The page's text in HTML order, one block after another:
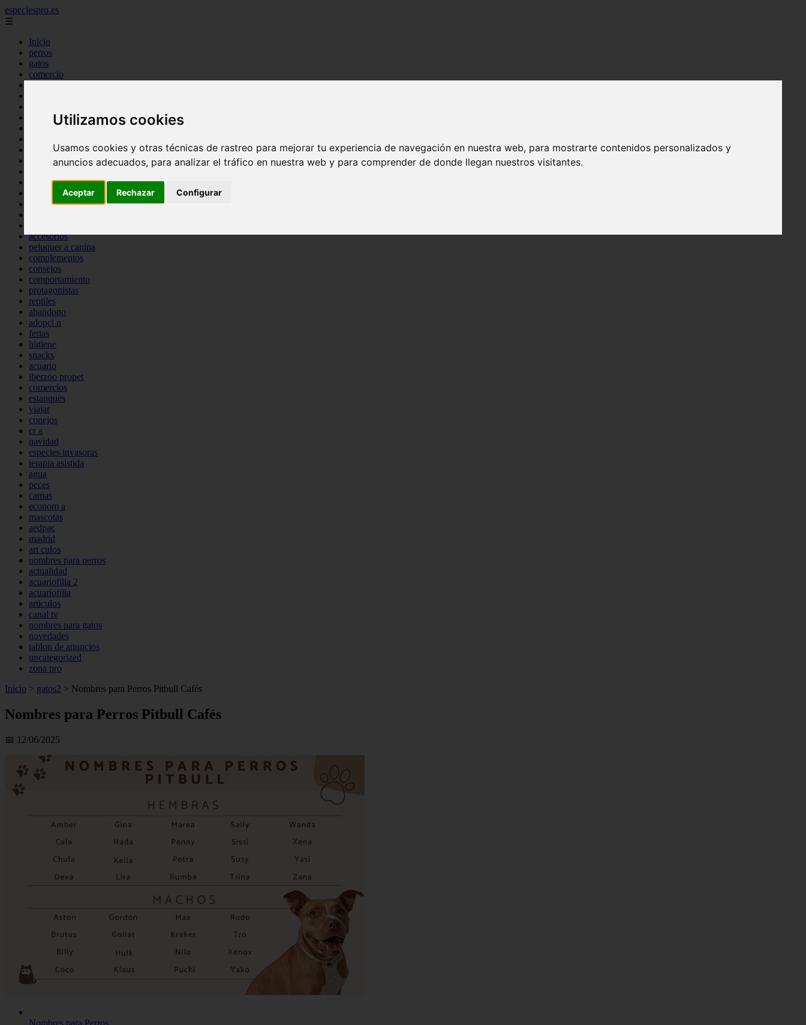
Utilizamos cookies
Usamos cookies y otras técnicas de rastreo para mejorar tu experiencia de navegación en nuestra web, para mostrarte contenidos personalizados y
anuncios adecuados, para analizar el tráfico en nuestra web y para comprender de donde llegan nuestros visitantes.
Aceptar Rechazar Configurar
especiespro.es
☰
Inicio
perros
gatos
comercio
tenencia responsable
mantenimiento
bienestar
peque os mam feros
verano
accesorios
peluquer a canina
complementos
consejos
comportamiento
protagonistas
reptiles
abandono
adopci n
ferias
higiene
snacks
acuario
iberzoo propet
comercios
estanques
viajar
conejos
cr a
navidad
especies invasoras
terapia asistida
agua
peces
camas
econom a
mascotas
aedpac
madrid
art culos
nombres para perros
actualidad
acuariofilia 2
acuariofilia
articulos
canal tv
nombres para gatos
novedades
tablon de anuncios
uncategorized
zona pro
Inicio > gatos2 > Nombres para Perros Pitbull Cafés
Nombres para Perros Pitbull Cafés
📅 12/06/2025
Nombres para Perros